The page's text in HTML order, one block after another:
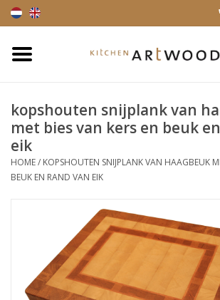
Snijplanken
Kaasplankjes
kopshouten snijplank van
met bies van kers en beuk
eik
HOME/ KOPSHOUTEN SNIJPLANK VAN HAAGBEUK
BEUK EN RAND VAN EIK